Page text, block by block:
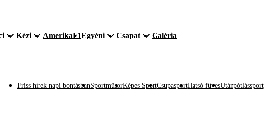
Kézi AmerikaF1Egyéni Csapat Galéria
Friss hírek napi bontásbanSportműsorKépes SportCsupasportHátsó füvesUtánpótlássport